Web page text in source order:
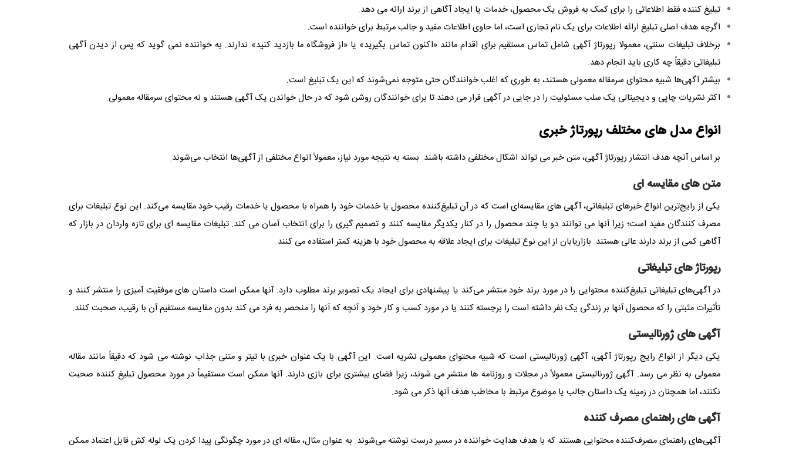
تبلیغ کننده فقط اطلاعاتی را برای کمک به فروش یک محصول، خدمات یا ایجاد آگاهی از برند ارائه می دهد.
اگرچه هدف اصلی تبلیغ ارائه اطلاعات برای یک نام تجاری است، اما حاوی اطلاعات مفید و جالب مرتبط برای خواننده است.
برخلاف تبلیغات سنتی، معمولا رپورتاژ آگهی شامل تماس مستقیم برای اقدام مانند «اکنون تماس بگیرید» یا «از فروشگاه ما بازدید کنید» ندارند. به خواننده نمی گوید که پس از دیدن آگهی
تبلیغاتی دقیقاً چه کاری باید انجام دهد.
بیشتر آگهی‌ها شبیه محتوای سرمقاله معمولی هستند، به طوری که اغلب خوانندگان حتی متوجه نمی‌شوند که این یک تبلیغ است.
اکثر نشریات چاپی و دیجیتالی یک سلب مسئولیت را در جایی در آگهی قرار می دهند تا برای خوانندگان روشن شود که در حال خواندن یک آگهی هستند و نه محتوای سرمقاله معمولی.
انواع مدل های مختلف رپورتاژ خبری
بر اساس آنچه هدف انتشار رپورتاژ آگهی، متن خبر می تواند اشکال مختلفی داشته باشند. بسته به نتیجه مورد نیاز، معمولاً انواع مختلفی از آگهی‌ها انتخاب می‌شوند.
متن های مقایسه ای
یکی از رایج‌ترین انواع خبرهای تبلیغاتی، آگهی های مقایسه‌ای است که در آن تبلیغ‌کننده محصول یا خدمات خود را همراه با محصول یا خدمات رقیب خود مقایسه می‌کند. این نوع تبلیغات برای
مصرف کنندگان مفید است؛ زیرا آنها می توانند دو یا چند محصول را در کنار یکدیگر مقایسه کنند و تصمیم گیری را برای انتخاب آسان می کند. تبلیغات مقایسه ای برای تازه واردان در بازار که
آگاهی کمی از برند دارند عالی هستند. بازاریابان از این نوع تبلیغات برای ایجاد علاقه به محصول خود با هزینه کمتر استفاده می کنند.
رپورتاژ های تبلیغاتی
در آگهی‌های تبلیغاتی تبلیغ‌کننده محتوایی را در مورد برند خود منتشر می‌کند یا پیشنهادی برای ایجاد یک تصویر برند مطلوب دارد. آنها ممکن است داستان های موفقیت آمیزی را منتشر کنند و
تأثیرات مثبتی را که محصول آنها بر زندگی یک نفر داشته است را برجسته کنند یا در مورد کسب و کار خود و آنچه که آنها را منحصر به فرد می کند بدون مقایسه مستقیم آن با رقیب، صحبت کنند.
آگهی های ژورنالیستی
یکی دیگر از انواع رایج رپورتاژ آگهی، آگهی ژورنالیستی است که شبیه محتوای معمولی نشریه است. این آگهی با یک عنوان خبری با تیتر و متنی جذاب نوشته می شود که دقیقاً مانند مقاله
معمولی به نظر می رسد.آگهی ژورنالیستی معمولاً در مجلات و روزنامه ها منتشر می شوند، زیرا فضای بیشتری برای بازی دارند. آنها ممکن است مستقیماً در مورد محصول تبلیغ کننده صحبت
نکنند، اما همچنان در زمینه یک داستان جالب یا موضوع مرتبط با مخاطب هدف آنها ذکر می شود.
آگهی های راهنمای مصرف کننده
آگهی‌های راهنمای مصرف‌کننده محتوایی هستند که با هدف هدایت خواننده در مسیر درست نوشته می‌شوند. به عنوان مثال، مقاله ای در مورد چگونگی پیدا کردن یک لوله کش قابل اعتماد ممکن